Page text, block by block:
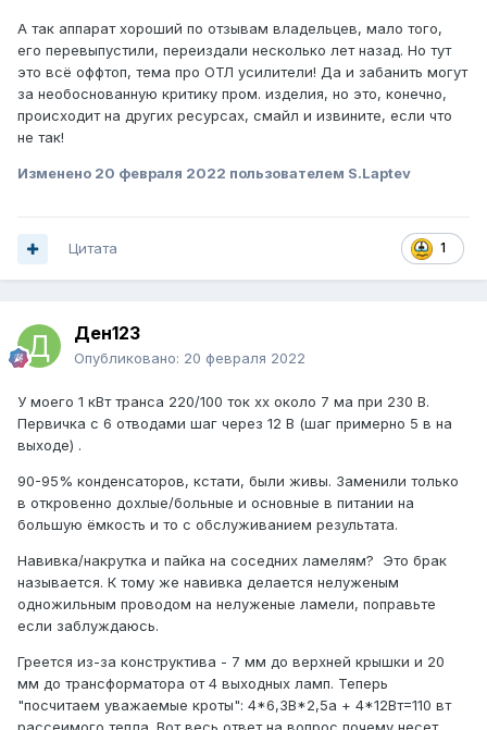
PS Наверное япошки бухают на работе, а потом
похмеляются. Вот после улучшения самочувствия сил
хватило, запаять часть проводов.
А так аппарат хороший по отзывам владельцев, мало того,
его перевыпустили, переиздали несколько лет назад. Но тут
это всё оффтоп, тема про ОТЛ усилители! Да и забанить могут
за необоснованную критику пром. изделия, но это, конечно,
происходит на других ресурсах, смайл и извините, если что
не так!
Изменено 20 февраля 2022 пользователем S.Laptev
1
Цитата
Ден123
Опубликовано: 20 февраля 2022
У моего 1 кВт транса 220/100 ток хх около 7 ма при 230 В.
Первичка с 6 отводами шаг через 12 В (шаг примерно 5 в на
выходе) .
90-95% конденсаторов, кстати, были живы. Заменили только
в откровенно дохлые/больные и основные в питании на
большую ёмкость и то с обслуживанием результата.
Навивка/накрутка и пайка на соседних ламелям? Это брак
называется. К тому же навивка делается нелуженым
одножильным проводом на нелуженые ламели, поправьте
если заблуждаюсь.
Греется из-за конструктива - 7 мм до верхней крышки и 20
мм до трансформатора от 4 выходных ламп. Теперь
"посчитаем уважаемые кроты": 4*6,3В*2,5а + 4*12Вт=110 вт